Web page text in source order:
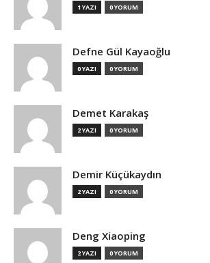
1 YAZI 0 YORUM
Defne Gül Kayaoğlu
0 YAZI 0 YORUM
Demet Karakaş
2 YAZI 0 YORUM
Demir Küçükaydın
2 YAZI 0 YORUM
Deng Xiaoping
2 YAZI 0 YORUM